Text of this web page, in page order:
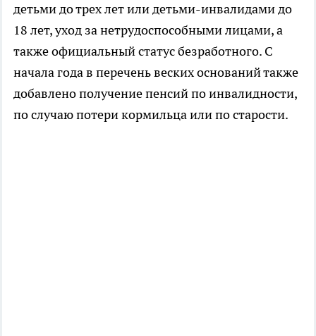
детьми до трех лет или детьми-инвалидами до
18 лет, уход за нетрудоспособными лицами, а
также официальный статус безработного. С
начала года в перечень веских оснований также
добавлено получение пенсий по инвалидности,
по случаю потери кормильца или по старости.